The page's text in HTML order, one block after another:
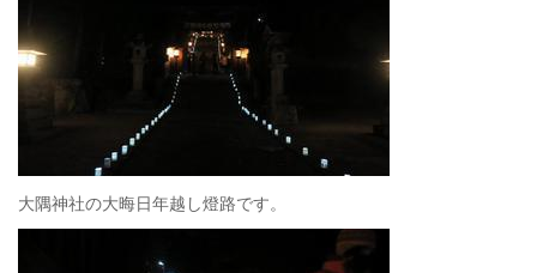
大隅神社の大晦日年越し燈路です。